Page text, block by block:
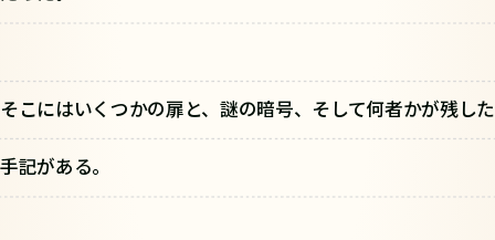
そこにはいくつかの扉と、謎の暗号、そして何者かが残した
手記がある。